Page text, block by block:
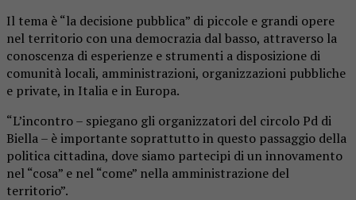
Il tema è “la decisione pubblica” di piccole e grandi opere
nel territorio con una democrazia dal basso, attraverso la
conoscenza di esperienze e strumenti a disposizione di
comunità locali, amministrazioni, organizzazioni pubbliche
e private, in Italia e in Europa.
“L’incontro – spiegano gli organizzatori del circolo Pd di
Biella – è importante soprattutto in questo passaggio della
politica cittadina, dove siamo partecipi di un innovamento
nel “cosa” e nel “come” nella amministrazione del
territorio”.